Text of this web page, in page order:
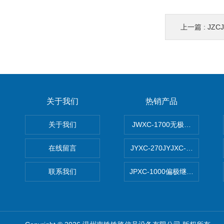
上一篇 :
关于我们
关于我们
在线留言
联系我们
热销产品
JWXC-1700无极继电器
JYXC-270JYJXC-135/220
JPXC-1000偏极继电器 南铁